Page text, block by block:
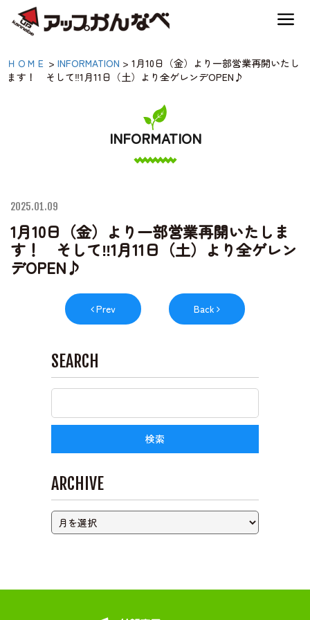
1月10日（金）より一部営
業再開いたします！ そ
して‼1月11日（土）より
全ゲレンデOPEN♪|【公
式】アップかんなべ｜兵
庫県豊岡市・関西 アウ
トドア・キャンプ場・熱
気球・高原アクティビテ
夏のスキー場も「かなり遊べる」！
神鍋高原キャンプ場
宿泊案内
神鍋高原体育館
ＨＯＭＥ > INFORMATION > 1月10日（金）より一部営業再開いたし
ます！ そして‼1月11日（土）より全ゲレンデOPEN♪
INFORMATION
2025.01.09
1月10日（金）より一部営業再開いたしま
す！ そして‼1月11日（土）より全ゲレン
デOPEN♪
Prev Back
SEARCH
ARCHIVE